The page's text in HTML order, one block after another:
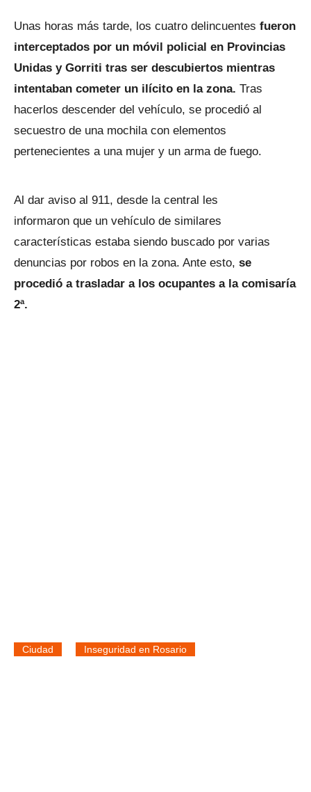
Unas horas más tarde, los cuatro delincuentes fueron
interceptados por un móvil policial en Provincias
Unidas y Gorriti tras ser descubiertos mientras
intentaban cometer un ilícito en la zona. Tras
hacerlos descender del vehículo, se procedió al
secuestro de una mochila con elementos
pertenecientes a una mujer y un arma de fuego.
Al dar aviso al 911, desde la central les
informaron que un vehículo de similares
características estaba siendo buscado por varias
denuncias por robos en la zona. Ante esto, se
procedió a trasladar a los ocupantes a la comisaría
2ª.
Ciudad Inseguridad en Rosario